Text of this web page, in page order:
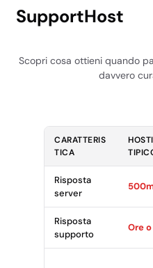
SupportHost
Scopri cosa ottieni quando
davvero
CARATTERIS
TICA
Risposta
server
Risposta
supporto
Ore